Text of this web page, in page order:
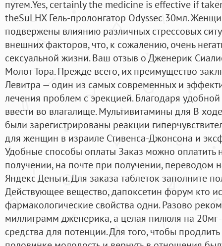
путем.Yes, certainly the medicine is effective if
theSuLHX Гель-пролонгатор Odyssec 30мл.
подвержены влиянию различных стрессовых
внешних факторов, что, к сожалению, очень
сексуальной жизни. Ваш отзыв о Дженерик
Молот Тора. Прежде всего, их преимущество
Левитра — один из самых современных и
лечения проблем с эрекцией. Благодаря
ввести во влагалище. Мультивитамины для В
были зарегистрированы реакции
для женщин в израиле Стивенса-Джонсона и
Удобные способы оплаты Заказ можно оплатить
получении, на почте при получении, переводом
Яндекс Деньги. Для заказа таблеток заполните
Действующее вещество, дапоксетин форум кто
фармакологические свойства одни. Разово
миллиграмм дженерика, а целая пилюля на 20мг
средства для потенции. Для того, чтобы